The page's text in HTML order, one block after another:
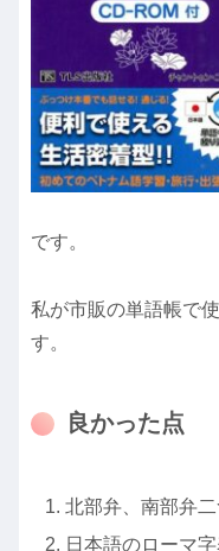
です。
私が市販の単語帳で
す。
良かった点
北部弁、南部弁
日本語のローマ